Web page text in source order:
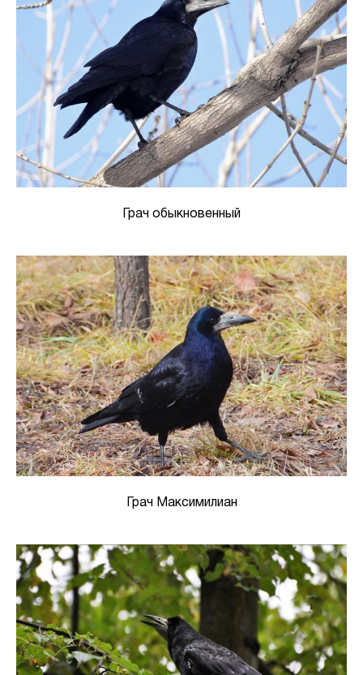
Грач обыкновенный
Грач Максимилиан